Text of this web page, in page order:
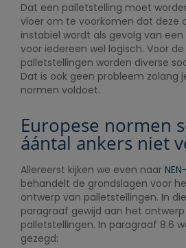
Dat een palletstelling moet
vloer om te voorkomen dat deze
instabiel wordt als gevolg van
voor iedereen wel logisch. Voor
palletstellingen worden diverse
Dat is ook geen probleem zolang
normen voldoet.
Europese normen
áántal ankers niet
Allereerst kijken we even naar
behandelt de grondslagen voor
ontwerp van palletstellingen. In
paragraaf gewijd aan het ontwerp
palletstellingen. In paragraaf 8.6
gezegd: